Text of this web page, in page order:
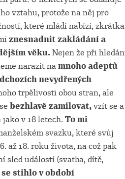
vztahu, protože na něj pro
které mládí nabízí, zkrátka
znesnadnit zakládání a
věku.Nejen že při
narazit namnoho adeptů
nevydřených
trpělivosti obou stran, ale
bezhlavě zamilovat,vzít se a
v 18 letech. To mi
svazku, které svůj
až 18. roku života, na což pak
sled událostí (svatba, dítě,
se stihlo v období